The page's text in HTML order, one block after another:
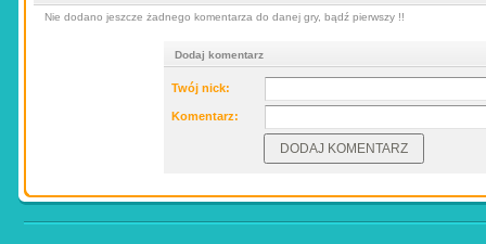
Nie dodano jeszcze żadnego komentarza do danej gry, bądź pierwszy !!
Dodaj komentarz
Twój nick:
Komentarz: